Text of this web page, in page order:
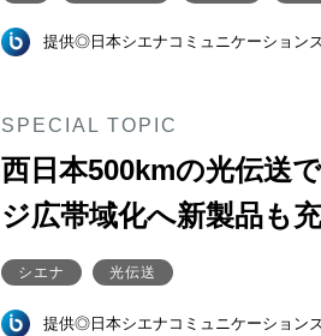
提供◎日本シエナコミュニケーション
SPECIAL TOPIC
西日本500kmの光伝送
ジ広帯域化へ新製品も
シエナ 光伝送
提供◎日本シエナコミュニケーション